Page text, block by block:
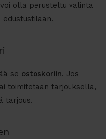
olla perusteltu valinta
se ostoskoriin. Jos
toimitetaan tarjouksella,
tarjous.